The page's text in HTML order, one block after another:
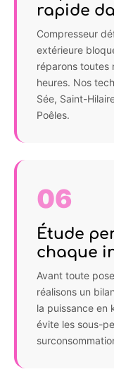
rapide
Compresseur
extérieure
réparons toutes
heures. Nos
Sée, Saint-
Poêles.
06
Étude
chaque
Avant toute
réalisons un
la puissance en
évite les sous-